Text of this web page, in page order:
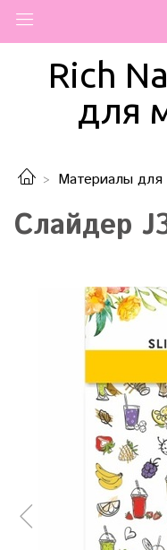
Rich
для
Материалы для
Слайдер